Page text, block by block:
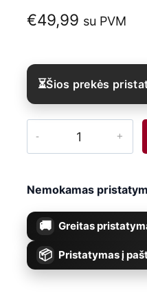
€49,99 su PVM
Šios prekės
produkto
kiekis:
menams
Nemokamas
Greitas
Pristatymas į